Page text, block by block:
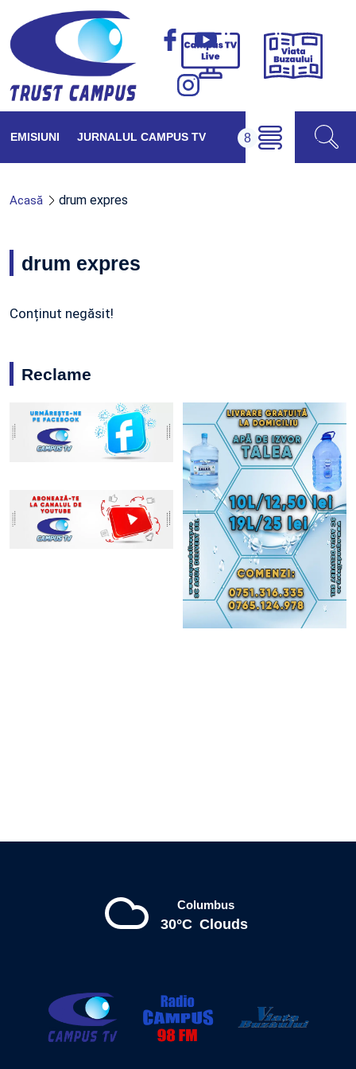
Campus
Viața
EMISIUNI JURNALUL CAMPUS TV
Acasă drum expres
drum expres
Conținut negăsit!
Reclame
Columbus
30°C Clouds